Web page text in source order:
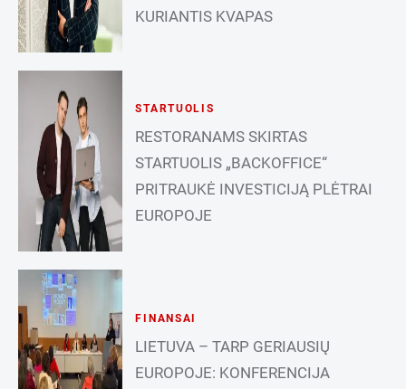
KURIANTIS KVAPAS
STARTUOLIS
RESTORANAMS SKIRTAS
STARTUOLIS „BACKOFFICE“
PRITRAUKĖ INVESTICIJĄ PLĖTRAI
EUROPOJE
FINANSAI
LIETUVA – TARP GERIAUSIŲ
EUROPOJE: KONFERENCIJA